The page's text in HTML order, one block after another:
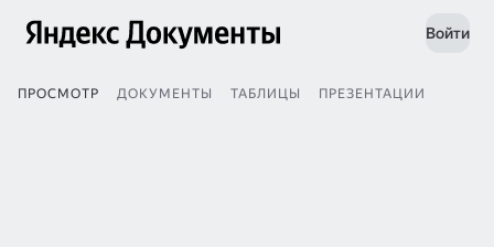
Войти
ПРОСМОТР ДОКУМЕНТЫ ТАБЛИЦЫ ПРЕЗЕНТАЦИИ